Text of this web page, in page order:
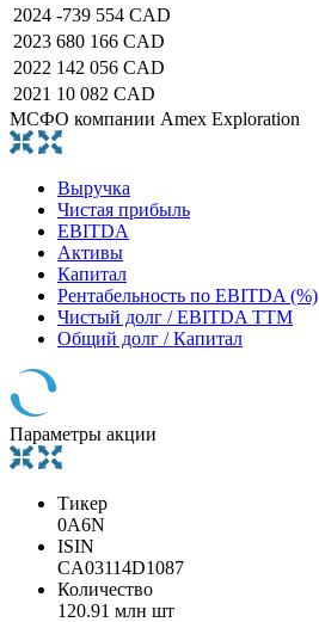
2024 -739 554 CAD
2023 680 166 CAD
2022 142 056 CAD
2021 10 082 CAD
МСФО компании Amex Exploration
Выручка
Чистая прибыль
EBITDA
Активы
Капитал
Рентабельность по EBITDA (%)
Чистый долг / EBITDA TTM
Общий долг / Капитал
Параметры акции
Тикер
0A6N
ISIN
CA03114D1087
Количество
120.91 млн шт